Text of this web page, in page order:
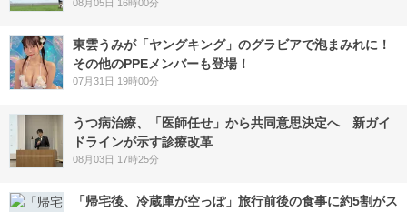
08月05日 16時00分
東雲うみが「ヤングキング」のグラビアで泡まみれに！
その他のPPEメンバーも登場！
07月31日 19時00分
うつ病治療、「医師任せ」から共同意思決定へ 新ガイ
ドラインが示す診療改革
08月03日 17時25分
「帰宅後、冷蔵庫が空っぽ」旅行前後の食事に約5割がス